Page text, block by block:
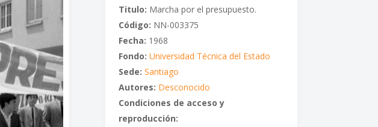
Titulo: Marcha por el presupuesto.
Código: NN-003375
Fecha: 1968
Fondo: Universidad Técnica del Estado
Sede: Santiago
Autores: Desconocido
Condiciones de acceso y
reproducción: